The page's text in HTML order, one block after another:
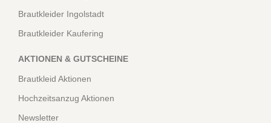
Brautkleider Ingolstadt
Brautkleider Kaufering
AKTIONEN & GUTSCHEINE
Brautkleid Aktionen
Hochzeitsanzug Aktionen
Newsletter